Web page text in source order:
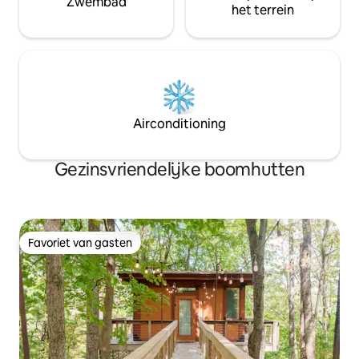
het terrein
Airconditioning
Gezinsvriendelijke boomhutten
Favoriet van gasten
Favoriet van gasten